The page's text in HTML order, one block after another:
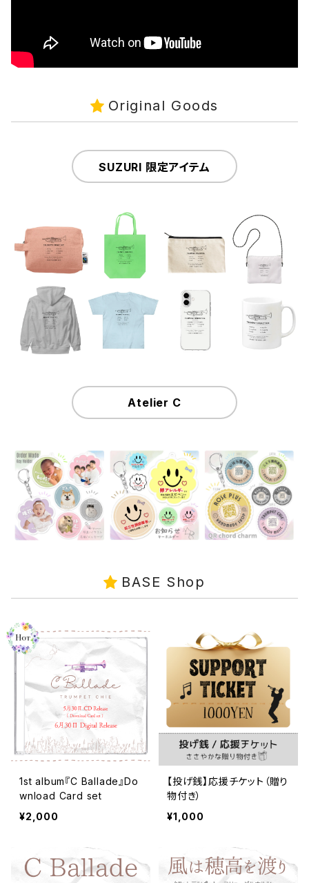
Original Goods
SUZURI 限定アイテム
Atelier C
BASE Shop
1st album『C Ballade』Do
wnload Card set
¥2,000
【投げ銭】応援チケット（贈り
物付き）
¥1,000